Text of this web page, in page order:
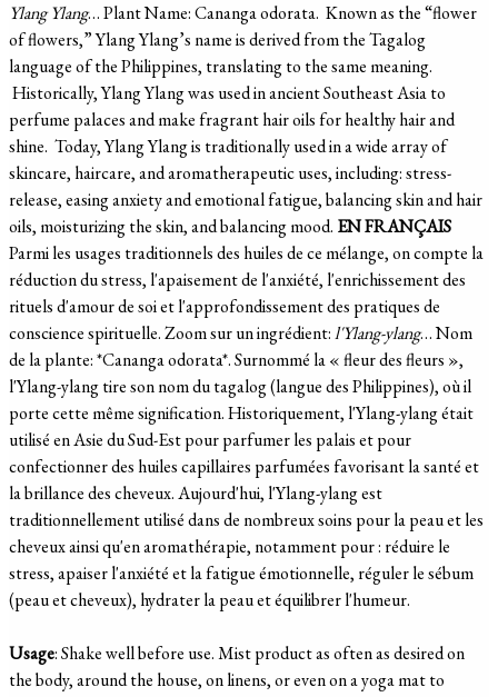
Ylang Ylang…Plant Name: Cananga odorata. Known as the “flower
of flowers,” Ylang Ylang’s name is derived from the Tagalog
language of the Philippines, translating to the same meaning.
Historically, Ylang Ylang was used in ancient Southeast Asia to
perfume palaces and make fragrant hair oils for healthy hair and
shine. Today, Ylang Ylang is traditionally used in a wide array of
skincare, haircare, and aromatherapeutic uses, including: stress-
release, easing anxiety and emotional fatigue, balancing skin and hair
oils, moisturizing the skin, and balancing mood. EN FRANÇAIS
Parmi les usages traditionnels des huiles de ce mélange, on compte la
réduction du stress, l'apaisement de l'anxiété, l'enrichissement des
rituels d'amour de soi et l'approfondissement des pratiques de
conscience spirituelle. Zoom sur un ingrédient:l'Ylang-ylang… Nom
de la plante: *Cananga odorata*. Surnommé la « fleur des fleurs »,
l'Ylang-ylang tire son nom du tagalog (langue des Philippines), où il
porte cette même signification. Historiquement, l'Ylang-ylang était
utilisé en Asie du Sud-Est pour parfumer les palais et pour
confectionner des huiles capillaires parfumées favorisant la santé et
la brillance des cheveux. Aujourd'hui, l'Ylang-ylang est
traditionnellement utilisé dans de nombreux soins pour la peau et les
cheveux ainsi qu'en aromathérapie, notamment pour : réduire le
stress, apaiser l'anxiété et la fatigue émotionnelle, réguler le sébum
(peau et cheveux), hydrater la peau et équilibrer l'humeur.
Usage: Shake well before use. Mist product as often as desired on
the body, around the house, on linens, or even on a yoga mat to